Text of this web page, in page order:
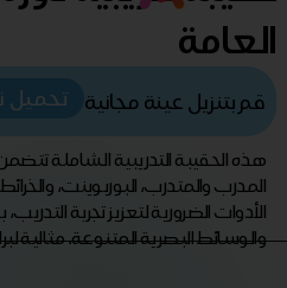
العامة
قم بتنزيل عينة مجانية تحميل
هذه الحقيبة التدريبية الشاملة
المدرب والمتدرب، البوربوينت،
الأدوات الضرورية لتعزيز تجربة
والوسائط البصرية المتنوعة. مثالية